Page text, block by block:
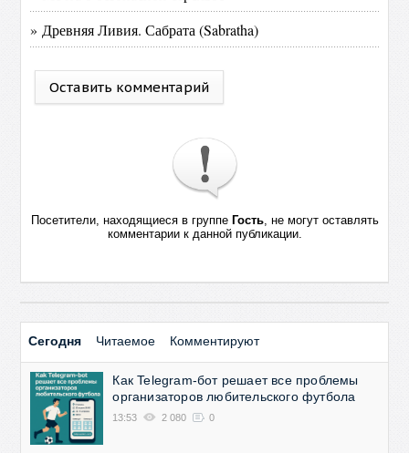
» Древняя Ливия. Сабрата (Sabratha)
Оставить комментарий
Посетители, находящиеся в группе Гость, не могут оставлять
комментарии к данной публикации.
Сегодня Читаемое Комментируют
Как Telegram-бот решает все проблемы
организаторов любительского футбола
13:53 2 080 0